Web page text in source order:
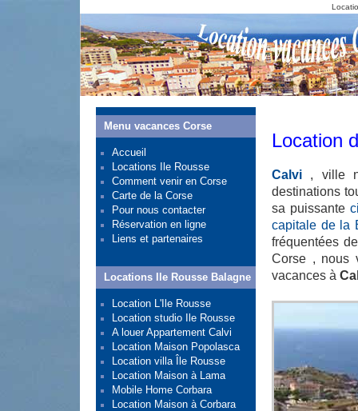
Location
Calvi , ville
destinations
sa puissante
capitale de la
fréquentées
Corse , nous
vacances à
Menu vacances Corse
Accueil
Locations Ile Rousse
Comment venir en Corse
Carte de la Corse
Pour nous contacter
Réservation en ligne
Liens et partenaires
Locations Ile Rousse Balagne
Location L'Ile Rousse
Location studio Ile Rousse
A louer Appartement Calvi
Location Maison Popolasca
Location villa Île Rousse
Location Maison à Lama
Mobile Home Corbara
Location Maison à Corbara